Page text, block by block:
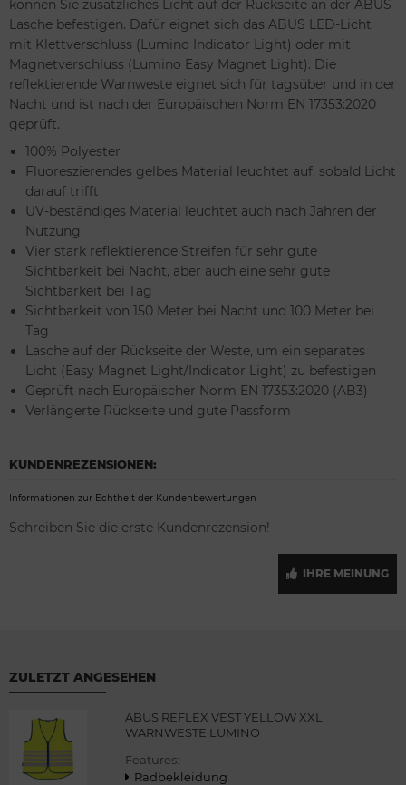
können Sie zusätzliches Licht auf der Rückseite an der ABUS
Lasche befestigen. Dafür eignet sich das ABUS LED-Licht
mit Klettverschluss (Lumino Indicator Light) oder mit
Magnetverschluss (Lumino Easy Magnet Light). Die
reflektierende Warnweste eignet sich für tagsüber und in der
Nacht und ist nach der Europäischen Norm EN 17353:2020
geprüft.
100% Polyester
Fluoreszierendes gelbes Material leuchtet auf, sobald Licht
darauf trifft
UV-beständiges Material leuchtet auch nach Jahren der
Nutzung
Vier stark reflektierende Streifen für sehr gute
Sichtbarkeit bei Nacht, aber auch eine sehr gute
Sichtbarkeit bei Tag
Sichtbarkeit von 150 Meter bei Nacht und 100 Meter bei
Tag
Lasche auf der Rückseite der Weste, um ein separates
Licht (Easy Magnet Light/Indicator Light) zu befestigen
Geprüft nach Europäischer Norm EN 17353:2020 (AB3)
Verlängerte Rückseite und gute Passform
KUNDENREZENSIONEN:
Informationen zur Echtheit der Kundenbewertungen
Schreiben Sie die erste Kundenrezension!
IHRE MEINUNG
ZULETZT ANGESEHEN
ABUS REFLEX VEST YELLOW XXL
WARNWESTE LUMINO
Features:
Radbekleidung